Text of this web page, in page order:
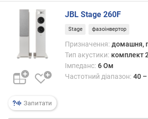
і
ь
с
Запитати
JBL Stage 260F
Stage фазоінвертор
Призначення: домашня,
Тип акустики: комплект
Імпеданс: 6 Ом
Частотний діапазон: 40 –